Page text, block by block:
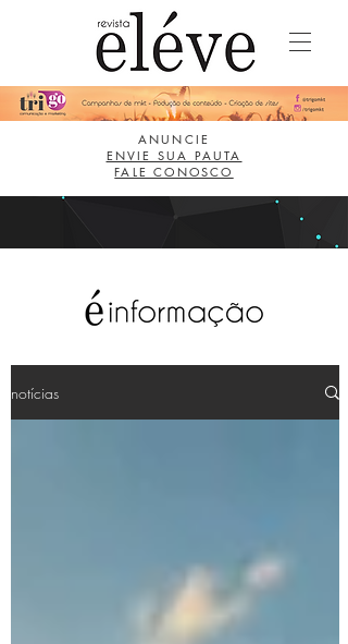
ANUNCIE
ENVIE SUA PAUTA
FALE CONOSCO
notícias